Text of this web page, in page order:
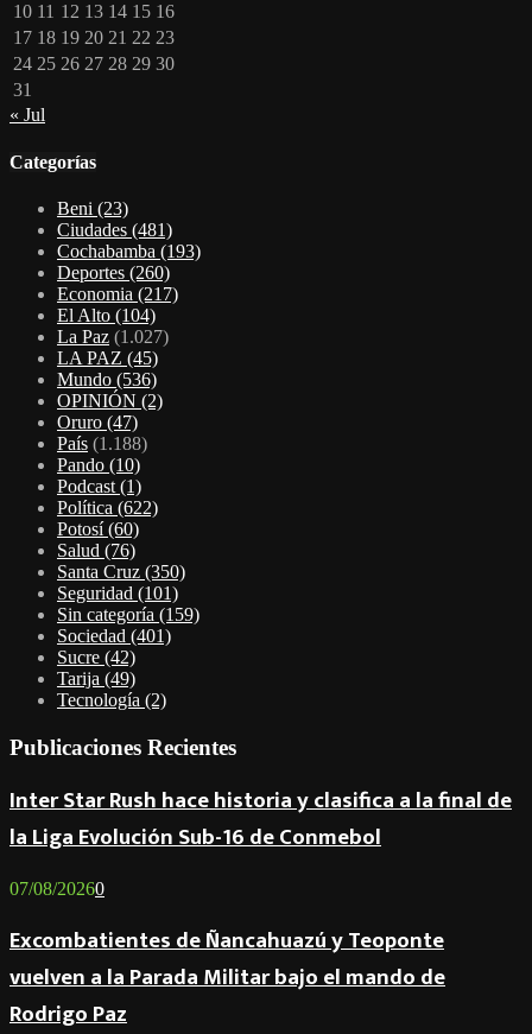
10 11 12 13 14 15 16
17 18 19 20 21 22 23
24 25 26 27 28 29 30
31
« Jul
Categorías
Beni (23)
Ciudades (481)
Cochabamba (193)
Deportes (260)
Economia (217)
El Alto (104)
La Paz (1.027)
LA PAZ (45)
Mundo (536)
OPINIÓN (2)
Oruro (47)
País (1.188)
Pando (10)
Podcast (1)
Política (622)
Potosí(60)
Salud (76)
Santa Cruz (350)
Seguridad (101)
Sin categoría (159)
Sociedad (401)
Sucre (42)
Tarija (49)
Tecnología (2)
Publicaciones Recientes
Inter Star Rush hace historia y clasifica a la final de
la Liga Evolución Sub-16 de Conmebol
07/08/20260
Excombatientes de Ñancahuazú y Teoponte
vuelven a la Parada Militar bajo el mando de
Rodrigo Paz